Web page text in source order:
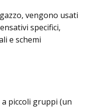
vengono usati
specifici,
e schemi
piccoli gruppi (un